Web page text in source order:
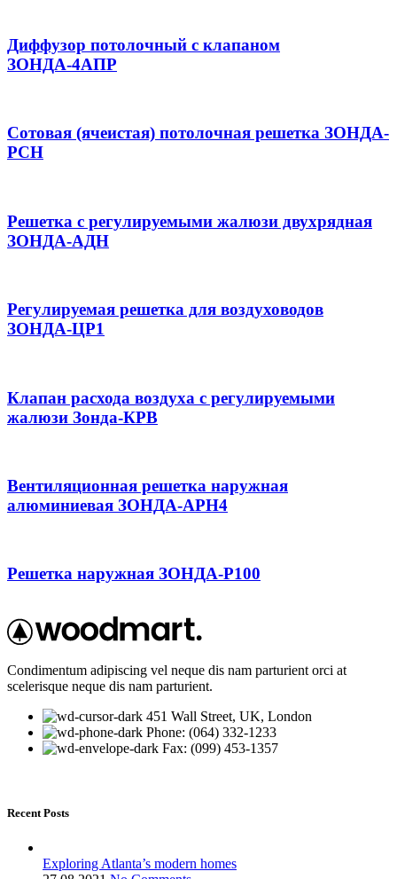
Диффузор потолочный с клапаном
ЗОНДА-4АПР
Сотовая (ячеистая) потолочная решетка ЗОНДА-
РСН
Решетка с регулируемыми жалюзи двухрядная
ЗОНДА-АДН
Регулируемая решетка для воздуховодов
ЗОНДА-ЦР1
Клапан расхода воздуха с регулируемыми
жалюзи Зонда-КРВ
Вентиляционная решетка наружная
алюминиевая ЗОНДА-АРН4
Решетка наружная ЗОНДА-Р100
Condimentum adipiscing vel neque dis nam parturient orci at
scelerisque neque dis nam parturient.
451 Wall Street, UK, London
Phone: (064) 332-1233
Fax: (099) 453-1357
Recent Posts
Exploring Atlanta’s modern homes